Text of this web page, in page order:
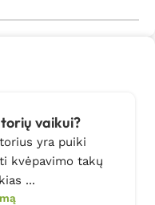
vaikui?
yra puiki
kvėpavimo takų
...